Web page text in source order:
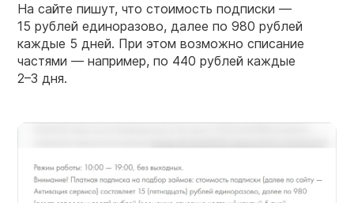
На сайте пишут, что стоимость подписки —
15 рублей единоразово, далее по 980 рублей
каждые 5 дней. При этом возможно списание
частями — например, по 440 рублей каждые
2–3 дня.